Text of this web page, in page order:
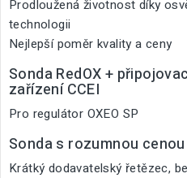
Prodloužená životnost díky
technologii
Nejlepší poměr kvality a ceny
Sonda RedOX +
zařízení CCEI
Pro regulátor OXEO SP
Sonda s rozumnou cenou
Krátký dodavatelský řetězec,